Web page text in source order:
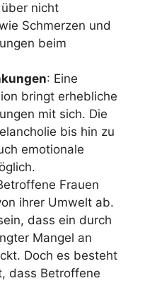
nicht
Schmerzen und
beim
: Eine
bringt erhebliche
mit sich. Die
bis hin zu
emotionale
Frauen
ihrer Umwelt ab.
dass ein durch
Mangel an
Doch es besteht
dass Betroffene